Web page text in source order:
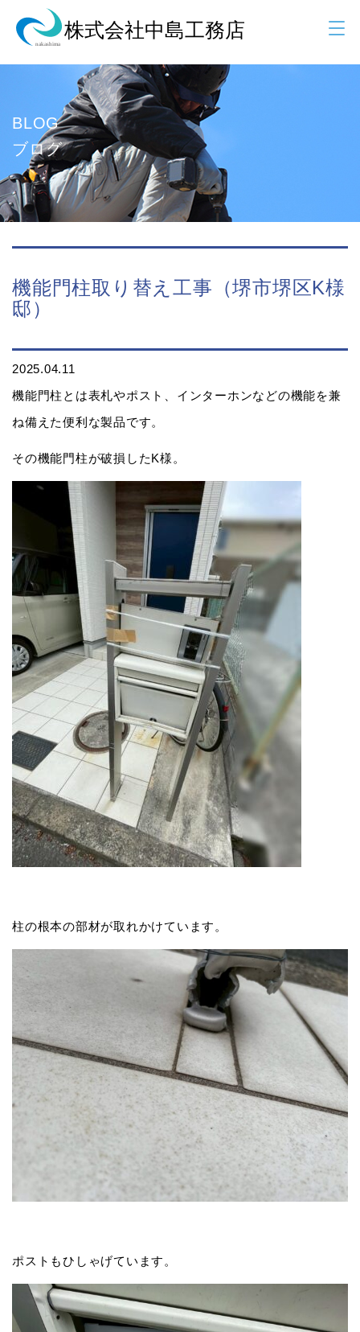
BLOG
ブログ
機能門柱取り替え工事（堺市堺区K様
邸）
2025.04.11
機能門柱とは表札やポスト、インターホンなどの機能を兼
ね備えた便利な製品です。
その機能門柱が破損したK様。
柱の根本の部材が取れかけています。
ポストもひしゃげています。